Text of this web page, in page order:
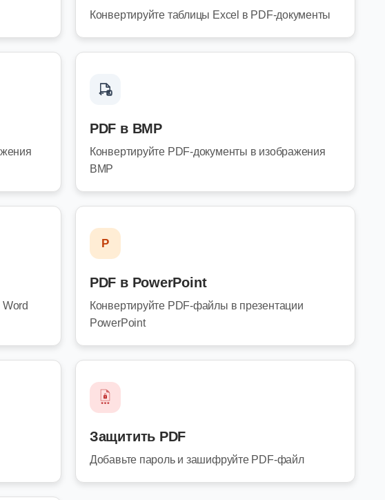
Конвертируйте таблицы Excel в PDF-документы
PDF в BMP
Конвертируйте PDF-документы в изображения
BMP
P
PDF в PowerPoint
Конвертируйте PDF-файлы в презентации
PowerPoint
Защитить PDF
Добавьте пароль и зашифруйте PDF-файл